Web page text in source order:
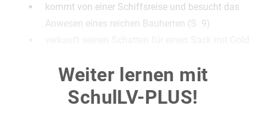
kommt von einer Schiffsreise und besucht das
Anwesen eines reichen Bauherren (S. 9)
hat großes Interesse an der Wissenschaft und
Talent für die Forschung
Weiter lernen mit
SchulLV-PLUS!